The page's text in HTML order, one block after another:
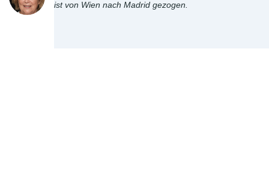
ist von Wien nach Madrid gezogen.